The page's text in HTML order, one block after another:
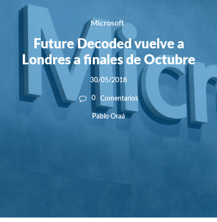
Microsoft
Future Decoded vuelve a
Londres a finales de Octubre
30/05/2018
0 Comentarios
Pablo Oraá